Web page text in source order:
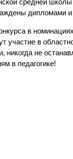
средней
дипломами
в
участие в
никогда не
в педагогике!